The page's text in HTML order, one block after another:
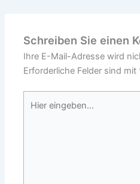
Schreiben Sie einen
Ihre E-Mail-Adresse wird
Erforderliche Felder sind mit
eingeben…